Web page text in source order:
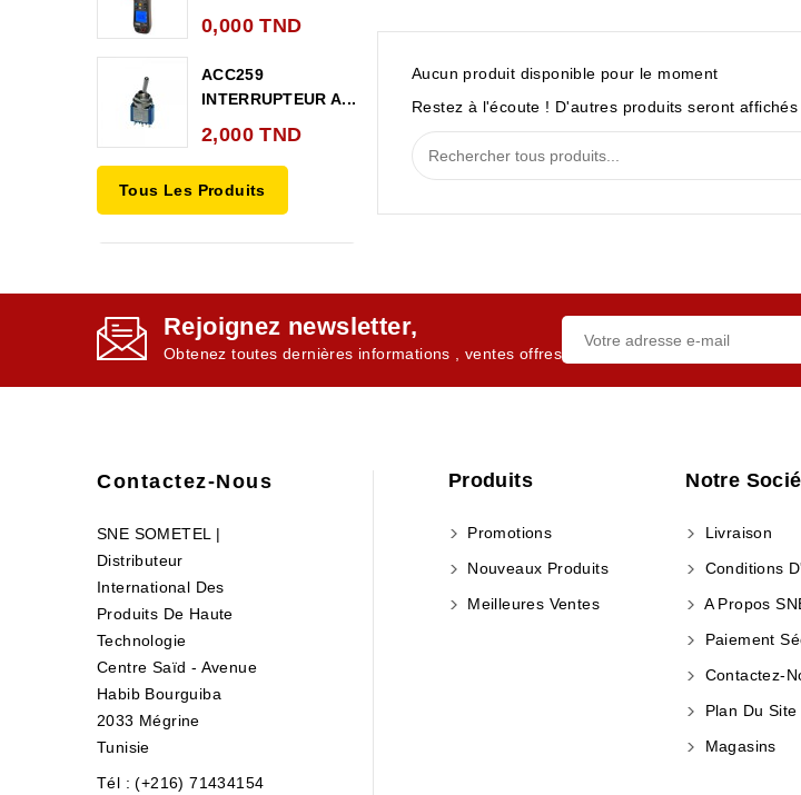
0,000 TND
ACC259
INTERRUPTEUR A...
2,000 TND
Tous Les Produits
Aucun produit disponible pour le moment
Restez à l'écoute ! D'autres produits seront
Rejoignez newsletter,
Obtenez toutes dernières informations , ventes offres
Contactez-Nous
SNE SOMETEL |
Distributeur
International Des
Produits De Haute
Technologie
Centre Saïd - Avenue
Habib Bourguiba
2033 Mégrine
Tunisie
Tél : (+216) 71434154
Produits
Promotions
Nouveaux Produits
Meilleures Ventes
Notre
Livraison
Conditions
A Propos
Paiement
Contactez-
Plan Du Site
Magasins